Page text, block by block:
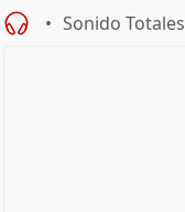
Sonido Totales